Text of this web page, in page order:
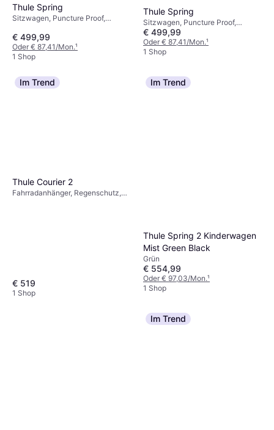
Thule Spring
Sitzwagen, Puncture Proof,
Fußstütze, Einstellbarer Griff,
Liegeposition, Verlängerbares
Verdeck, Warenkorb, Schwarz,
€ 499,99
Oder € 87,41/Mon.¹
1 Shop
Thule Spring
Sitzwagen, Puncture Proof,
Verstellbare Fußstütze,
Einstellbarer Griff, Liegeposition,
Verlängerbares Verdeck,
€ 499,99
Oder € 87,41/Mon.¹
1 Shop
Im Trend
Thule Courier 2
Fahrradanhänger, Regenschutz,
€ 519
1 Shop
Im Trend
Thule Spring 2 Kinderwagen
Mist Green Black
Grün
€ 554,99
Oder € 97,03/Mon.¹
1 Shop
Im Trend